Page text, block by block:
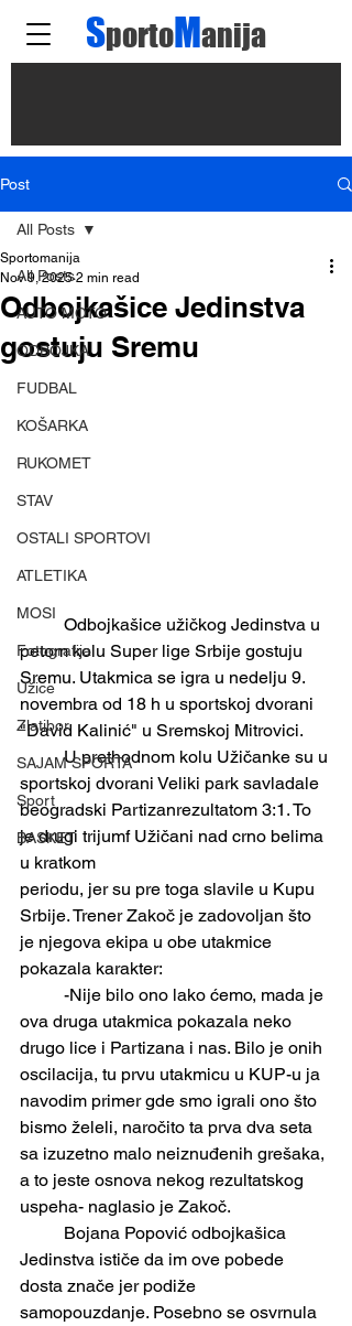
SportoManija
Post
All Posts
AUTO MOTO
ODBOJKA
FUDBAL
KOŠARKA
RUKOMET
STAV
OSTALI SPORTOVI
ATLETIKA
MOSI
Fotografija
Užice
Zlatibor
SAJAM SPORTA
Sport
BASKET
All Posts
Odbojkašice Jedinstva
gostuju Sremu
Sportomanija
Nov 9, 2025 2 min read
	Odbojkašice užičkog Jedinstva u
petom kolu Super lige Srbije gostuju
Sremu. Utakmica se igra u nedelju 9.
novembra od 18 h u sportskoj dvorani
"David Kalinić" u Sremskoj Mitrovici.
	U prethodnom kolu Užičanke su u
sportskoj dvorani Veliki park savladale
beogradski Partizanrezultatom 3:1. To
je drugi trijumf Užičani nad crno belima
u kratkom
periodu, jer su pre toga slavile u Kupu
Srbije. Trener Zakoč je zadovoljan što
je njegova ekipa u obe utakmice
pokazala karakter:
ova druga utakmica pokazala neko
drugo lice i Partizana i nas. Bilo je onih
oscilacija, tu prvu utakmicu u KUP-u ja
navodim primer gde smo igrali ono što
bismo želeli, naročito ta prva dva seta
sa izuzetno malo neiznuđenih grešaka,
a to jeste osnova nekog rezultatskog
uspeha- naglasio je Zakoč.
Jedinstva ističe da im ove pobede
dosta znače jer podiže
samopouzdanje. Posebno se osvrnula